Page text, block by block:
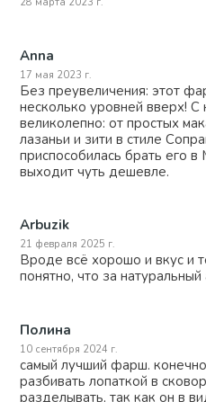
Anna
17 мая 2023 г.
Без преувеличения: этот
несколько уровней вверх! С
великолепно: от простых
лазаньи и зити в стиле
приспособилась брать его в
выходит чуть дешевле.
Arbuzik
21 февраля 2025 г.
Вроде всё хорошо и вкус и
понятно, что за
Полина
10 сентября 2024 г.
самый лучший фарш.
разбивать лопаткой в
разделывать, так как он в